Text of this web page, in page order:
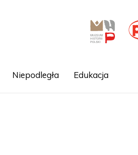
Niepodległa Edukacja